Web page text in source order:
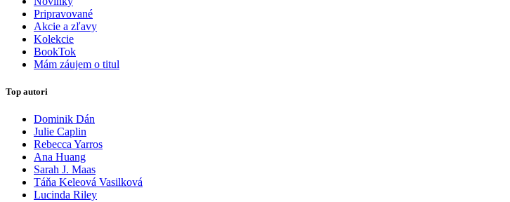
Pripravované
Akcie a zľavy
Kolekcie
BookTok
Mám záujem o titul
Top autori
Dominik Dán
Julie Caplin
Rebecca Yarros
Ana Huang
Sarah J. Maas
Táňa Keleová Vasilková
Lucinda Riley